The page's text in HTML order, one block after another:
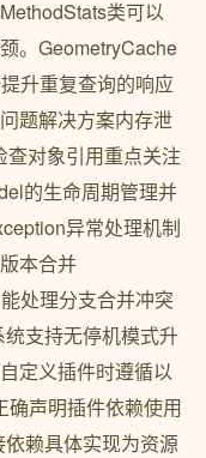
类可以
。GeometryCache
升重复查询的响应
题解决方案内存泄
查对象引用重点关注
的生命周期管理并
异常处理机制
本合并
处理分支合并冲突
支持无停机模式升
定义插件时遵循以
声明插件依赖使用
赖具体实现为资源